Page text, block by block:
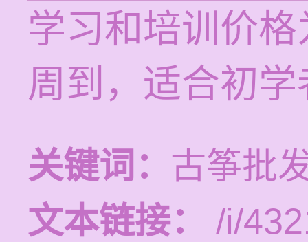
学习和培训价
周到，适合初
关键词： 古筝批
文本链接：
/i/